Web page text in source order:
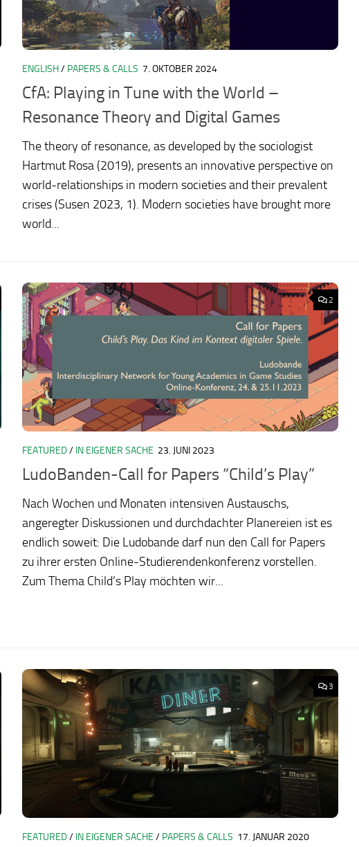
ENGLISH/ PAPERS & CALLS 7. OKTOBER 2024
CfA: Playing in Tune with the World –
Resonance Theory and Digital Games
The theory of resonance, as developed by the sociologist
Hartmut Rosa (2019), presents an innovative perspective on
world-relationships in modern societies and their prevalent
crises (Susen 2023, 1). Modern societies have brought more
world...
2
FEATURED/ IN EIGENER SACHE 23. JUNI 2023
LudoBanden-Call for Papers “Child’s Play”
Nach Wochen und Monaten intensiven Austauschs,
angeregter Diskussionen und durchdachter Planereien ist es
endlich soweit: Die Ludobande darf nun den Call for Papers
zu ihrer ersten Online-Studierendenkonferenz vorstellen.
Zum Thema Child’s Play möchten wir...
3
FEATURED/ IN EIGENER SACHE / PAPERS & CALLS 17. JANUAR 2020